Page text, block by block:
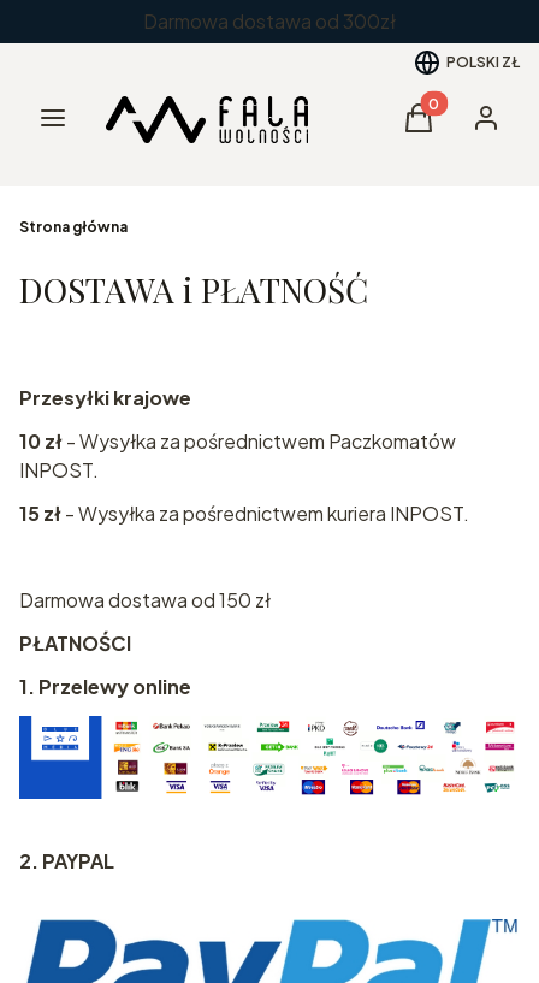
Darmowa dostawa od 300zł
POLSKI ZŁ
Menu Produkty w
Koszyk
Strona główna
DOSTAWA i PŁATNOŚĆ
Przesyłki krajowe
10 zł- Wysyłka za pośrednictwem Paczkomatów
INPOST.
15 zł- Wysyłka za pośrednictwem kuriera INPOST.
Darmowa dostawa od 150 zł
PŁATNOŚCI
1. Przelewy online
2. PAYPAL